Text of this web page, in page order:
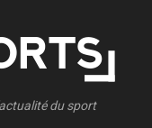
du sport